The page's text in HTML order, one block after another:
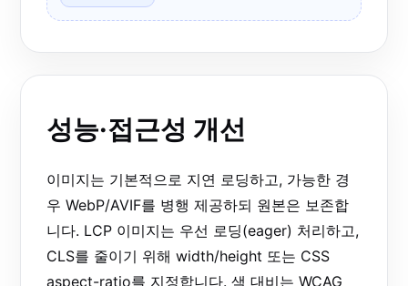
성능·접근성 개선
이미지는 기본적으로 지연 로딩하고, 가능한 경
우 WebP/AVIF를 병행 제공하되 원본은 보존합
니다. LCP 이미지는 우선 로딩(eager) 처리하고,
CLS를 줄이기 위해 width/height 또는 CSS
aspect-ratio를 지정합니다. 색 대비는 WCAG